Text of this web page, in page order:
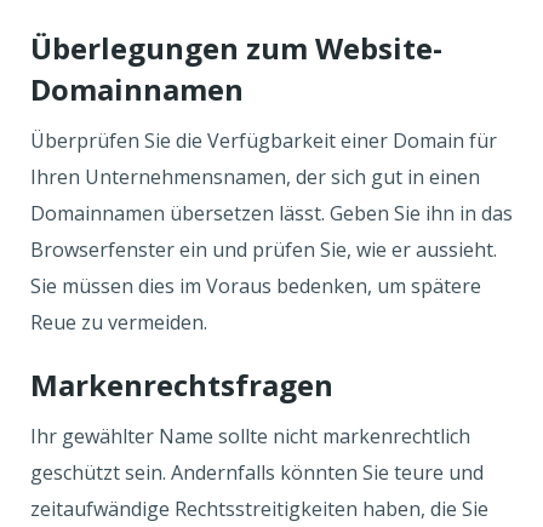
Überlegungen zum Website-
Domainnamen
Überprüfen Sie die Verfügbarkeit einer Domain für
Ihren Unternehmensnamen, der sich gut in einen
Domainnamen übersetzen lässt. Geben Sie ihn in das
Browserfenster ein und prüfen Sie, wie er aussieht.
Sie müssen dies im Voraus bedenken, um spätere
Reue zu vermeiden.
Markenrechtsfragen
Ihr gewählter Name sollte nicht markenrechtlich
geschützt sein. Andernfalls könnten Sie teure und
zeitaufwändige Rechtsstreitigkeiten haben, die Sie